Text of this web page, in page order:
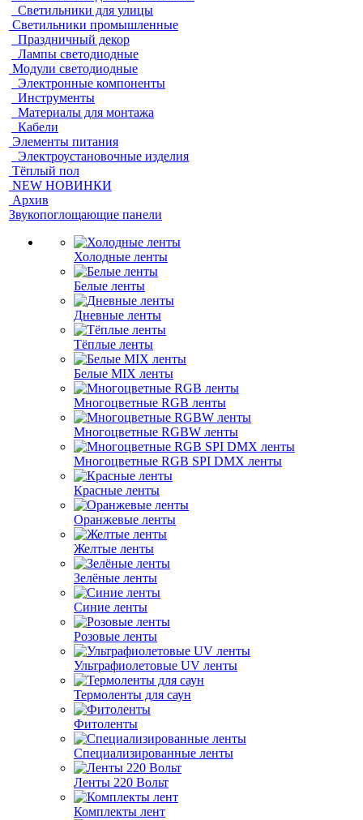
Светильники для улицы
Светильники промышленные
Праздничный декор
Лампы светодиодные
Модули светодиодные
Электронные компоненты
Инструменты
Материалы для монтажа
Кабели
Элементы питания
Электроустановочные изделия
Тёплый пол
NEW НОВИНКИ
Архив
Звукопоглощающие панели
Холодные ленты
Белые ленты
Дневные ленты
Тёплые ленты
Белые MIX ленты
Многоцветные RGB ленты
Многоцветные RGBW ленты
Многоцветные RGB SPI DMX ленты
Красные ленты
Оранжевые ленты
Желтые ленты
Зелёные ленты
Синие ленты
Розовые ленты
Ультрафиолетовые UV ленты
Термоленты для саун
Фитоленты
Специализированные ленты
Ленты 220 Вольт
Комплекты лент